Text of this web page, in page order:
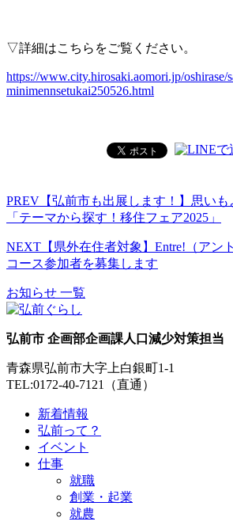
▽詳細はこちらをご覧ください。
https://www.city.hirosaki.aomori.jp/oshirase/
minimennsetukai250526.html
PREV 【弘前市も出展します！】思いも
「テーマから探す！移住フェア2025」
NEXT 【県外在住者対象】Entre!（アン
コース参加者を募集します
お知らせ 一覧
弘前市 企画部企画課人口減少対策担当
青森県弘前市大字上白銀町1-1
TEL:0172-40-7121（直通）
新着情報
弘前って？
イベント
仕事
就職
創業・起業
就農